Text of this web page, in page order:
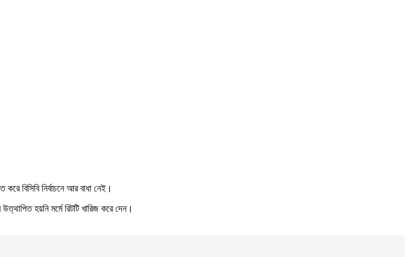
বিসিবি নির্বাচনে আর বাধা নেই।
হয়নি মর্মে রিটটি খারিজ করে দেন।